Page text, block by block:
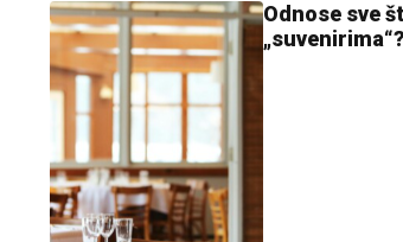
Odnose sve
„suvenirima“?